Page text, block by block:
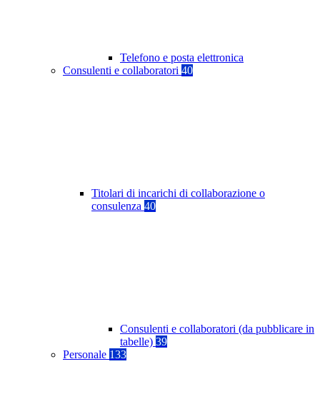
Telefono e posta elettronica
Consulenti e collaboratori 40
Titolari di incarichi di collaborazione o
consulenza 40
Consulenti e collaboratori (da pubblicare in
tabelle) 39
Personale 133